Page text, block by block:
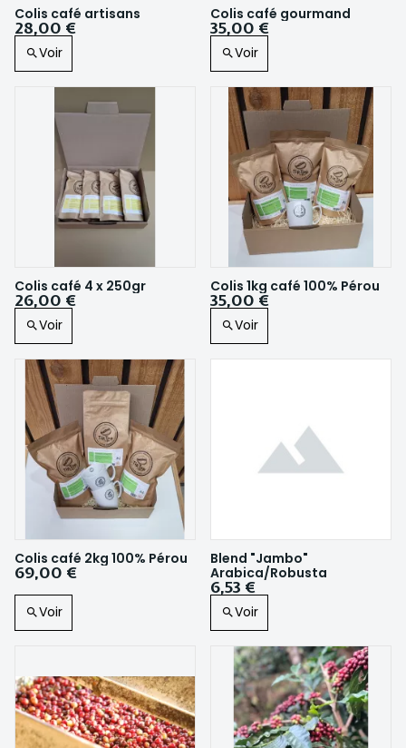
Colis café artisans
28,00 €
Voir
Colis café gourmand
35,00 €
Voir
Colis café 4 x 250gr
26,00 €
Voir
Colis 1kg café 100% Pérou
35,00 €
Voir
Colis café 2kg 100% Pérou
69,00 €
Voir
Blend "Jambo"
Arabica/Robusta
6,53 €
Voir